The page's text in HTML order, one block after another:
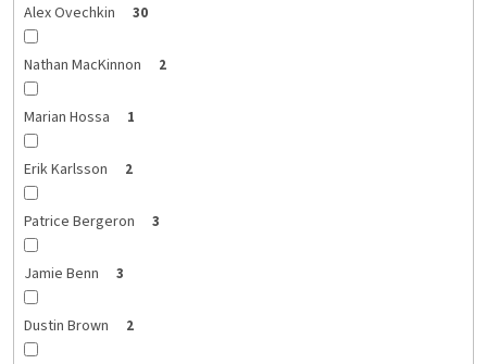
Alex Ovechkin 30
Nathan MacKinnon 2
Marian Hossa 1
Erik Karlsson 2
Patrice Bergeron 3
Jamie Benn 3
Dustin Brown 2